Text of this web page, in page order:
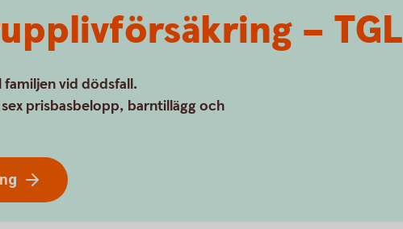
– TGL
vid dödsfall.
prisbasbelopp, barntillägg och